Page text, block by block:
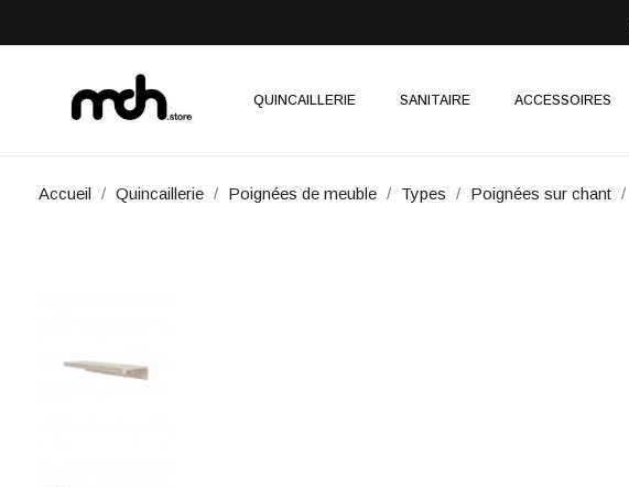
QUINCAILLERIE SANITAIRE ACCESSOIRES
Accueil Quincaillerie Poignées de meuble Types Poignées sur chant